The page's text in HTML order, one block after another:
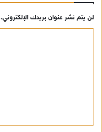
لن يتم نشر عنوان بريدك الإلكتروني.
ق